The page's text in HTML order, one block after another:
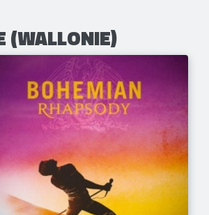
(WALLONIE)